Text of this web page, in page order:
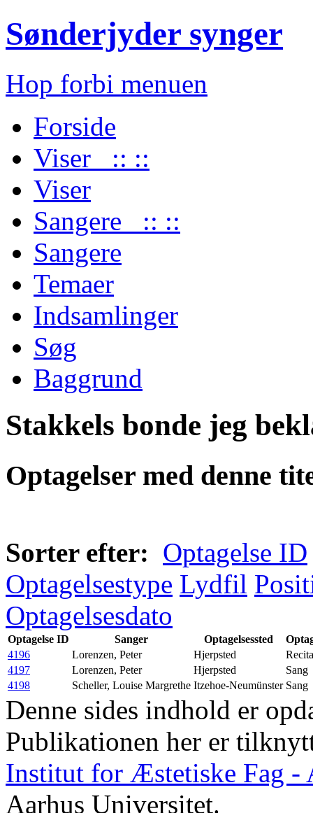
Sønderjyder synger
Hop forbi menuen
Forside
Viser :: ::
Viser
Sangere :: ::
Sangere
Temaer
Indsamlinger
Søg
Baggrund
Stakkels bonde jeg
Optagelser med denne
Sorter efter: Optagelse ID
Optagelsestype Lydfil
Optagelsesdato
Optagelse ID Sanger Optagelsessted
4196
Lorenzen, Peter Hjerpsted
4197
Lorenzen, Peter Hjerpsted
Sang
4198
Scheller, Louise Margrethe Itzehoe-Neumünster Sang
Denne sides indhold er
Publikationen her er
Institut for Æstetiske Fag -
Aarhus Universitet.